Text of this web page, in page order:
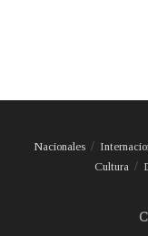
Nacionales
Cultura